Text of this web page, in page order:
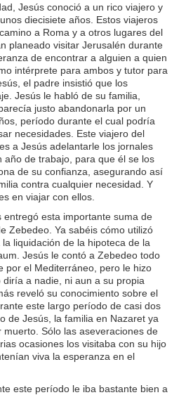
Jesús conoció a un rico viajero y
diecisiete años. Estos viajeros
a Roma y a otros lugares del
planeado visitar Jerusalén durante
de encontrar a alguien a quien
intérprete para ambos y tutor para
el padre insistió que los
Jesús le habló de su familia,
justo abandonarla por un
período durante el cual podría
necesidades. Este viajero del
a Jesús adelantarle los jornales
año de trabajo, para que él se los
de su confianza, asegurando así
contra cualquier necesidad. Y
en viajar con ellos.
esta importante suma de
Zebedeo. Ya sabéis cómo utilizó
liquidación de la hipoteca de la
Jesús le contó a Zebedeo todo
por el Mediterráneo, pero le hizo
a nadie, ni aun a su propia
reveló su conocimiento sobre el
este largo período de casi dos
de Jesús, la familia en Nazaret ya
Sólo las aseveraciones de
ocasiones los visitaba con su hijo
viva la esperanza en el
este período le iba bastante bien a